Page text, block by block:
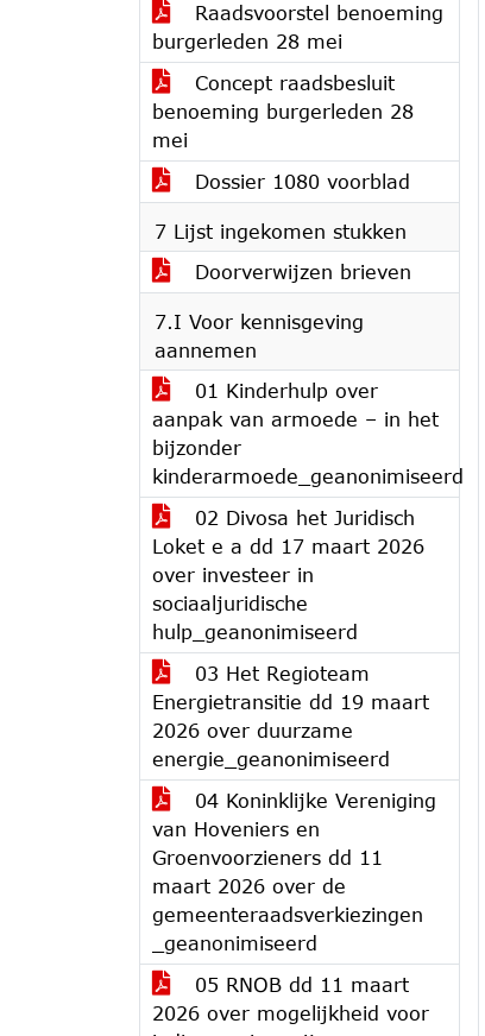
Raadsvoorstel benoeming
burgerleden 28 mei
Concept raadsbesluit
benoeming burgerleden 28
mei
Dossier 1080 voorblad
7 Lijst ingekomen stukken
Doorverwijzen brieven
7.I Voor kennisgeving
aannemen
01 Kinderhulp over
aanpak van armoede – in het
bijzonder
kinderarmoede_geanonimiseerd
02 Divosa het Juridisch
Loket e a dd 17 maart 2026
over investeer in
sociaaljuridische
hulp_geanonimiseerd
03 Het Regioteam
Energietransitie dd 19 maart
2026 over duurzame
energie_geanonimiseerd
04 Koninklijke Vereniging
van Hoveniers en
Groenvoorzieners dd 11
maart 2026 over de
gemeenteraadsverkiezingen
_geanonimiseerd
05 RNOB dd 11 maart
2026 over mogelijkheid voor